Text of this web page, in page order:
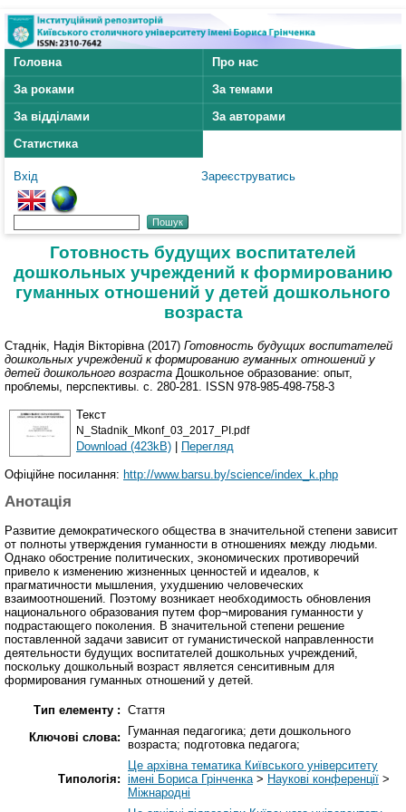
Головна
Про нас
За роками
За темами
За відділами
За авторами
Статистика
Вхід Зареєструватись
Готовность будущих воспитателей
дошкольных учреждений к формированию
гуманных отношений у детей дошкольного
возраста
Стаднік, Надія Вікторівна (2017) Готовность будущих воспитателей
дошкольных учреждений к формированию гуманных отношений у
детей дошкольного возраста Дошкольное образование: опыт,
проблемы, перспективы. с. 280-281. ISSN 978-985-498-758-3
Текст
N_Stadnik_Mkonf_03_2017_PI.pdf
Download (423kB) | Перегляд
Офіційне посилання: http://www.barsu.by/science/index_k.php
Анотація
Развитие демократического общества в значительной степени зависит
от полноты утверждения гуманности в отношениях между людьми.
Однако обострение политических, экономических противоречий
привело к изменению жизненных ценностей и идеалов, к
прагматичности мышления, ухудшению человеческих
взаимоотношений. Поэтому возникает необходимость обновления
национального образования путем фор¬мирования гуманности у
подрастающего поколения. В значительной степени решение
поставленной задачи зависит от гуманистической направленности
деятельности будущих воспитателей дошкольных учреждений,
поскольку дошкольный возраст является сенситивным для
формирования гуманных отношений у детей.
Тип елементу : Стаття
Ключові слова:
Гуманная педагогика; дети дошкольного
возраста; подготовка педагога;
Типологія:
Це архівна тематика Київського університету
імені Бориса Грінченка> Наукові конференції >
Міжнародні